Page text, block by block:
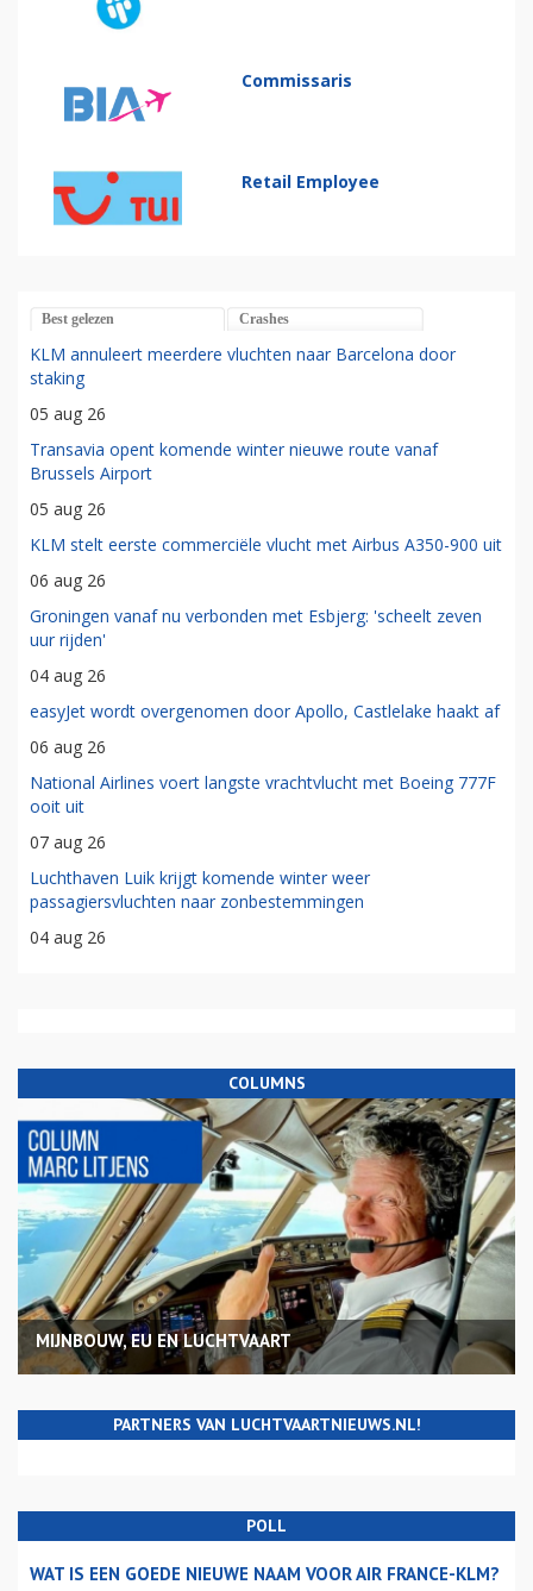
Commissaris
Retail Employee
Best gelezen Crashes
KLM annuleert meerdere vluchten naar Barcelona door
staking
05 aug 26
Transavia opent komende winter nieuwe route vanaf
Brussels Airport
05 aug 26
KLM stelt eerste commerciële vlucht met Airbus A350-900 uit
06 aug 26
Groningen vanaf nu verbonden met Esbjerg: 'scheelt zeven
uur rijden'
04 aug 26
easyJet wordt overgenomen door Apollo, Castlelake haakt af
06 aug 26
National Airlines voert langste vrachtvlucht met Boeing 777F
ooit uit
07 aug 26
Luchthaven Luik krijgt komende winter weer
passagiersvluchten naar zonbestemmingen
04 aug 26
COLUMNS
MIJNBOUW, EU EN LUCHTVAART
PARTNERS VAN LUCHTVAARTNIEUWS.NL!
POLL
WAT IS EEN GOEDE NIEUWE NAAM VOOR AIR FRANCE-KLM?